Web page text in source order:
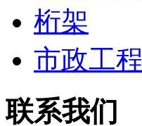
桁架
市政工程
联系我们